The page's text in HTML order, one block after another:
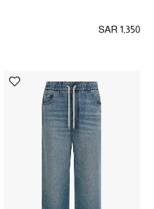
SAR 1,350